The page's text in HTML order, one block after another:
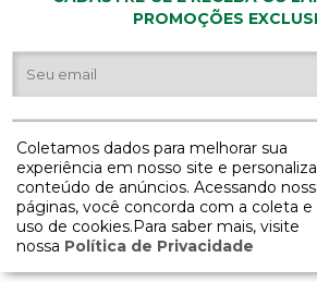
PROMOÇÕES
Coletamos dados para melhorar sua
experiência em nosso site e
conteúdo de anúncios. Acessando
páginas, você concorda com a coleta e
uso de cookies.Para saber mais, visite
nossa Política de Privacidade